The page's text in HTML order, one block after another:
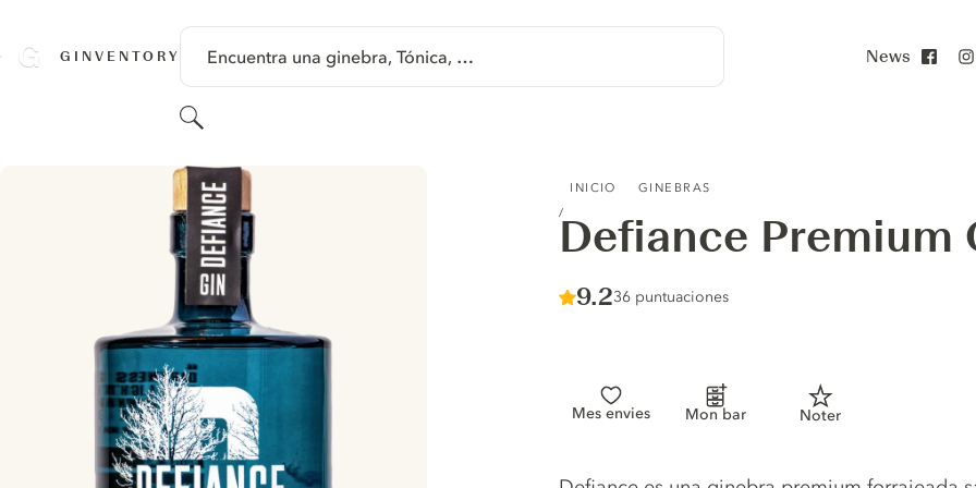
GINVENTORY Encuentra una ginebra, Tónica, …
Buscar
News
INICIO GINEBRAS
Defiance Premium
Score :
9.2/ 10
36 puntuaciones
Mes envies Mon bar Noter